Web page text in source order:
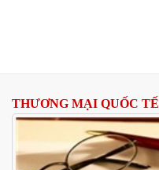
THƯƠNG MẠI QUỐC TẾ